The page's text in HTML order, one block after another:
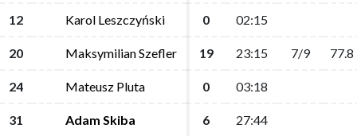
12 Karol Leszczyński 0 02:15
20 Maksymilian Szefler 19 23:15 7/9 77.8
24 Mateusz Pluta 0 03:18
31 Adam Skiba 6 27:44
12 Karol Leszczyński 0 02:15
20 Maksymilian Szefler 19 23:15 7/9 77.8
24 Mateusz Pluta 0 03:18
31 Adam Skiba 6 27:44